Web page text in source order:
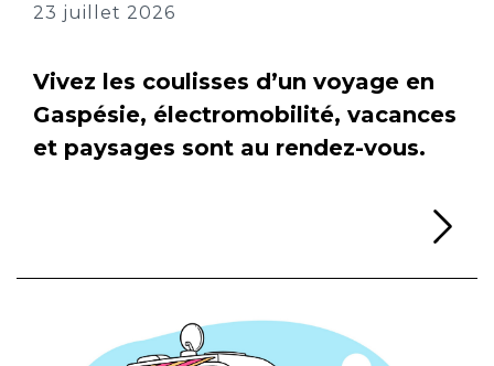
23 juillet 2026
Vivez les coulisses d’un voyage en
Gaspésie, électromobilité, vacances
et paysages sont au rendez-vous.